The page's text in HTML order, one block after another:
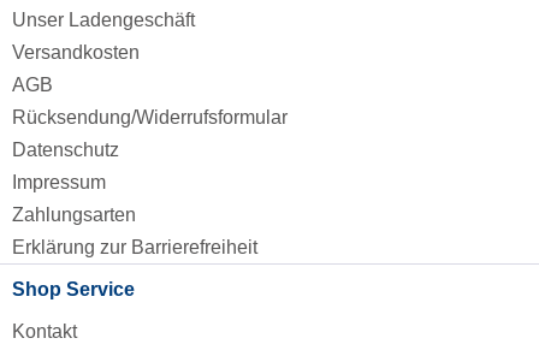
Unser Ladengeschäft
Versandkosten
AGB
Rücksendung/Widerrufsformular
Datenschutz
Impressum
Zahlungsarten
Erklärung zur Barrierefreiheit
Shop Service
Kontakt